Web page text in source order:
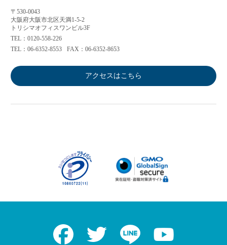
〒530-0043
大阪府大阪市北区天満1-5-2
トリシマオフィスワンビル3F
TEL：0120-558-226
TEL：06-6352-8553
FAX：06-6352-8653
アクセスはこちら
Facebook Twitter LINE